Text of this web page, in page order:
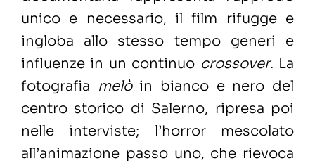
unico e necessario, il film rifugge e
ingloba allo stesso tempo generi e
influenze in un continuo crossover. La
fotografia melòin bianco e nero del
centro storico di Salerno, ripresa poi
nelle interviste; l’horror mescolato
all’animazione passo uno, che rievoca